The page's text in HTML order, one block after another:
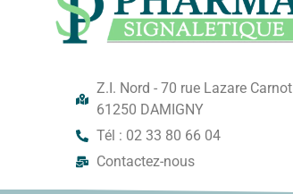
Z.I. Nord - 70 rue Lazare Carnot
61250 DAMIGNY
Tél : 02 33 80 66 04
Contactez-nous